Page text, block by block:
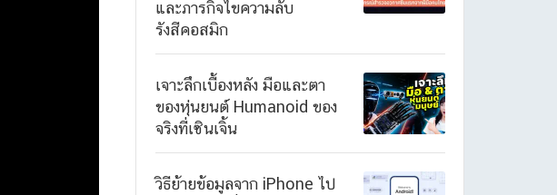
และภารกิจไขความลับ
รังสีคอสมิก
เจาะลึกเบื้องหลัง มือและตา
ของหุ่นยนต์ Humanoid ของ
จริงที่เซินเจิ้น
วิธีย้ายข้อมูลจาก iPhone ไป